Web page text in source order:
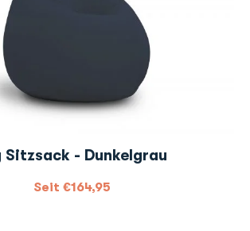
Sitzsack - Dunkelgrau
Seit €164,95